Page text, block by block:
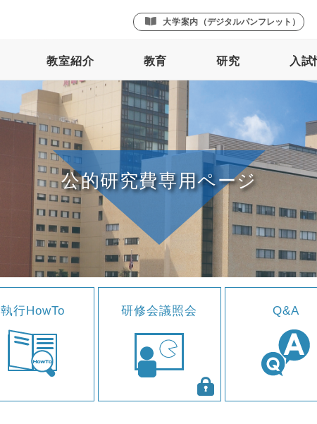
大学案内 （デジタルパンフレット）
教室紹介 教育 研究 入試
公的研究費専用ページ
執行HowTo 研修会議照会 Q&A
執行HowTo 研修会議照会